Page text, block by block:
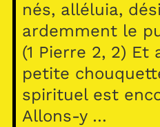
nés, alléluia,
ardemment le
(1 Pierre 2, 2) Et
petite
spirituel est
Allons-y …